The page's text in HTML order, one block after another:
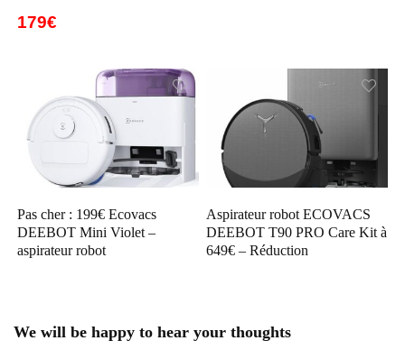
179€
Pas cher : 199€ Ecovacs
DEEBOT Mini Violet –
aspirateur robot
Aspirateur robot ECOVACS
DEEBOT T90 PRO Care Kit à
649€ – Réduction
We will be happy to hear your thoughts